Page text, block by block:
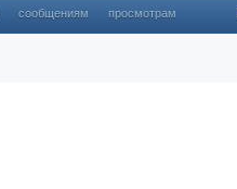
сообщениям просмотрам